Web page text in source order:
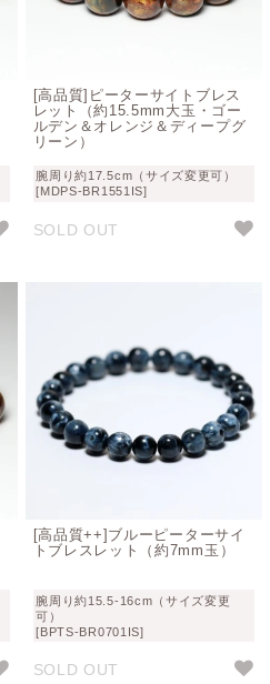
[高品質]ピーターサイトブレス
レット（約15.5mm大玉・ゴー
ルデン＆オレンジ＆ディープグ
リーン）
腕周り約17.5cm（サイズ変更可）
[MDPS-BR1551IS]
SOLD OUT
[高品質++]ブルーピーターサイ
トブレスレット（約7mm玉）
腕周り約15.5-16cm（サイズ変更
可）
[BPTS-BR0701IS]
SOLD OUT